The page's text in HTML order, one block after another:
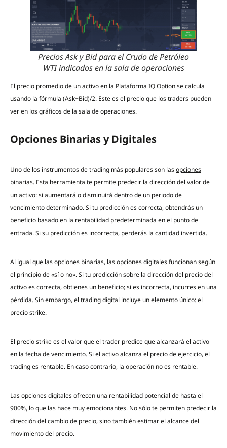
Precios Ask y Bid para el Crudo de Petróleo
WTI indicados en la sala de operaciones
El precio promedio de un activo en la Plataforma IQ Option se calcula
usando la fórmula (Ask+Bid)/2. Este es el precio que los traders pueden
ver en los gráficos de la sala de operaciones.
Opciones Binarias y Digitales
Uno de los instrumentos de trading más populares son lasopciones
binarias. Esta herramienta te permite predecir la dirección del valor de
un activo: si aumentará o disminuirá dentro de un periodo de
vencimiento determinado. Si tu predicción es correcta, obtendrás un
beneficio basado en la rentabilidad predeterminada en el punto de
entrada. Si su predicción es incorrecta, perderás la cantidad invertida.
Al igual que las opciones binarias, las opciones digitales funcionan según
el principio de «sí o no». Si tu predicción sobre la dirección del precio del
activo es correcta, obtienes un beneficio; si es incorrecta, incurres en una
pérdida. Sin embargo, el trading digital incluye un elemento único: el
precio strike.
El precio strike es el valor que el trader predice que alcanzará el activo
en la fecha de vencimiento. Si el activo alcanza el precio de ejercicio, el
trading es rentable. En caso contrario, la operación no es rentable.
Las opciones digitales ofrecen una rentabilidad potencial de hasta el
900%, lo que las hace muy emocionantes. No sólo te permiten predecir la
dirección del cambio de precio, sino también estimar el alcance del
movimiento del precio.